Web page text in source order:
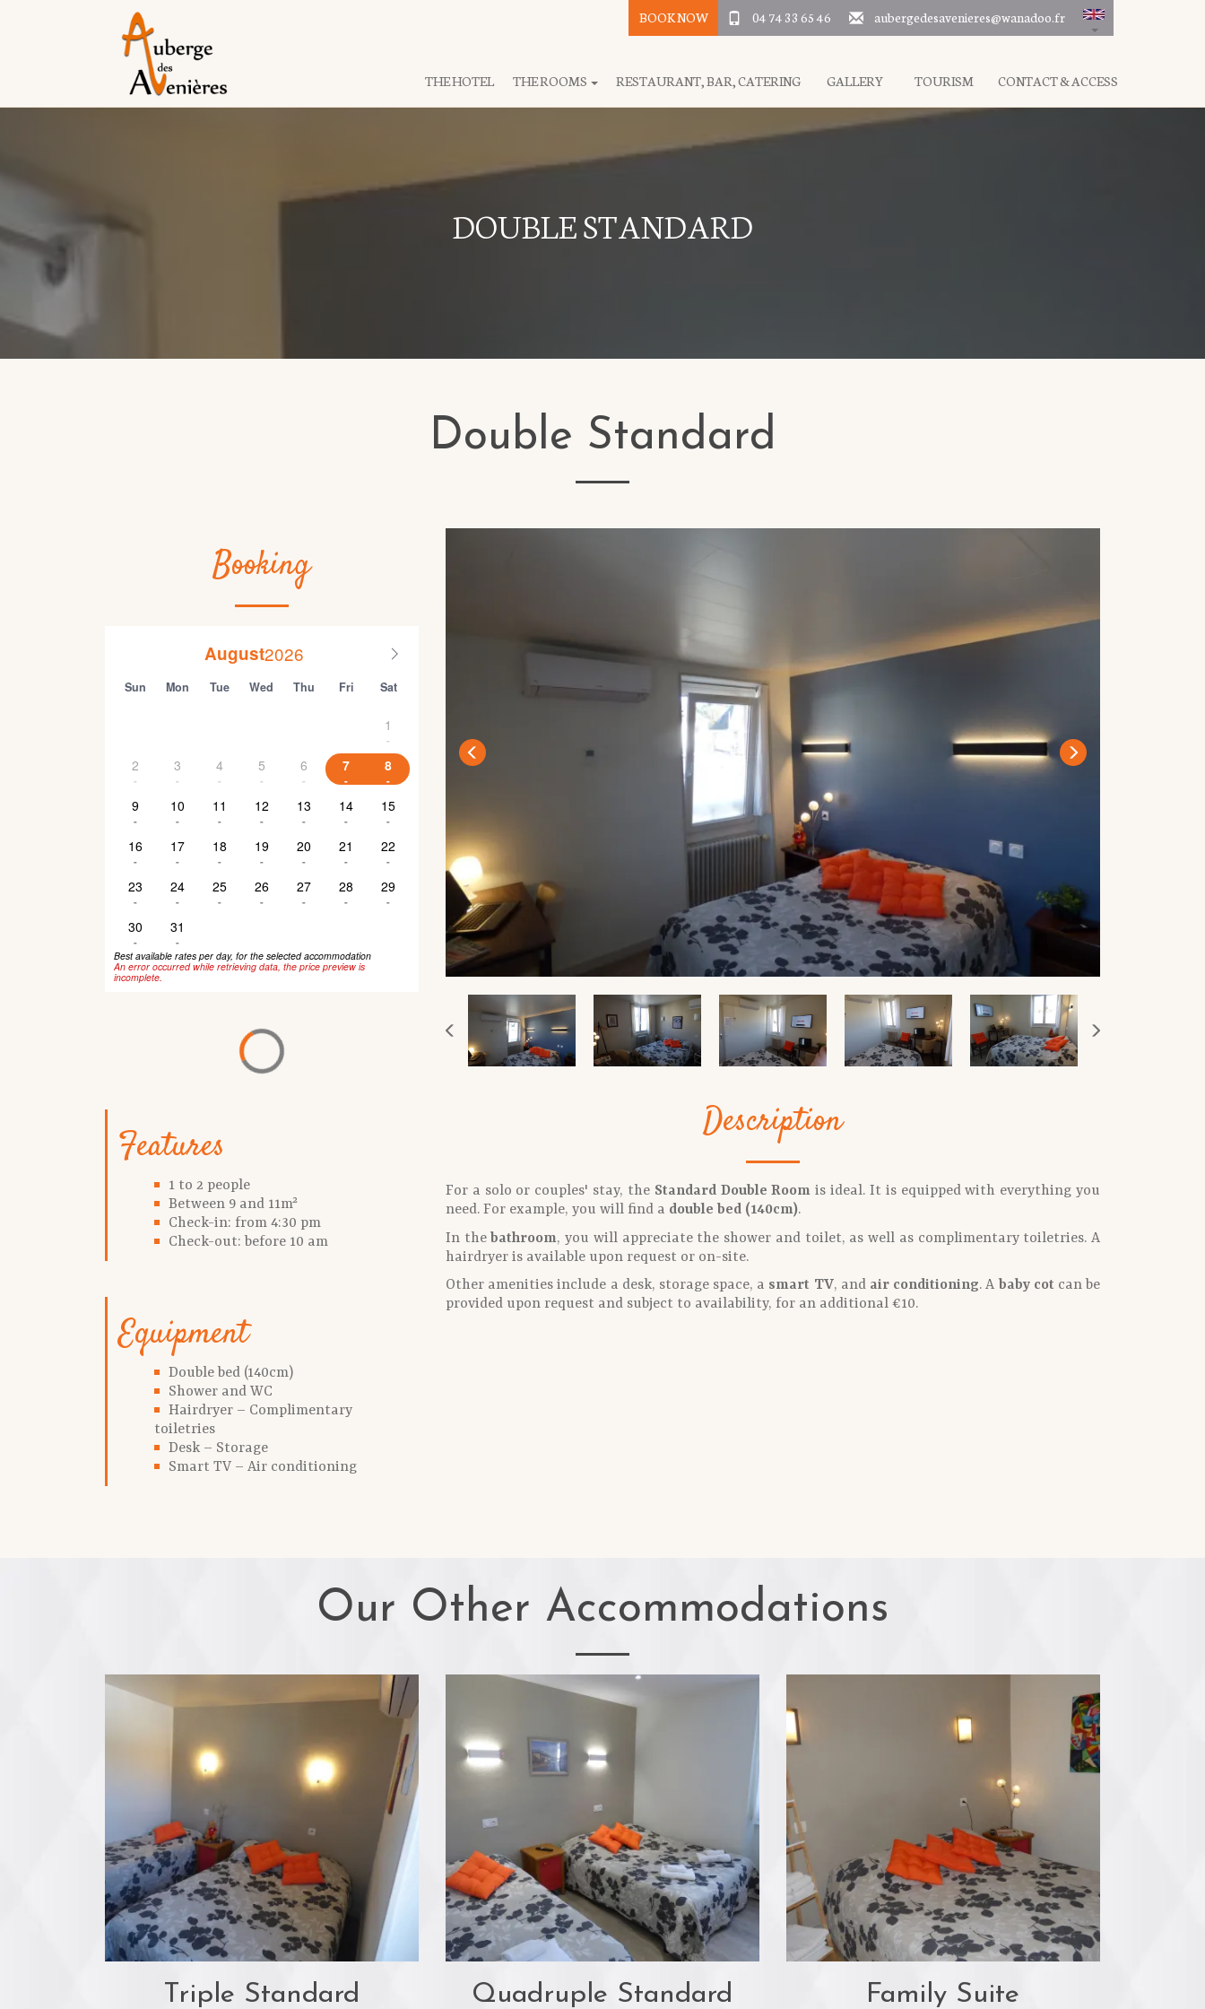
BOOK NOW 04 74 33 65 46 aubergedesavenieres@wanadoo.fr
THE HOTEL THE ROOMS RESTAURANT, BAR, CATERING GALLERY TOURISM CONTACT & ACCESS
DOUBLE STANDARD
Double Standard
Booking
August
Sun Mon Tue Wed Thu Fri Sat
1
-
2
-
3
-
4
-
5
-
6
-
7
-
8
-
9
-
10
-
11
-
12
-
13
-
14
-
15
-
16
-
17
-
18
-
19
-
20
-
21
-
22
-
23
-
24
-
25
-
26
-
27
-
28
-
29
-
30
-
31
-
Best available rates per day, for the selected accommodation
An error occurred while retrieving data, the price preview is
incomplete.
Features
1 to 2 people
Between 9 and 11m²
Check-in: from 4:30 pm
Check-out: before 10 am
Equipment
Double bed (140cm)
Shower and WC
Hairdryer – Complimentary
toiletries
Desk – Storage
Smart TV – Air conditioning
Description
For a solo or couples' stay, the Standard Double Room is ideal. It is equipped with everything you
need. For example, you will find a double bed (140cm).
In thebathroom, you will appreciate the shower and toilet, as well as complimentary toiletries. A
hairdryer is available upon request or on-site.
Other amenities include a desk, storage space, a smart TV, and air conditioning. A baby cot can be
provided upon request and subject to availability, for an additional €10.
Our Other Accommodations
Triple Standard Quadruple Standard Family Suite